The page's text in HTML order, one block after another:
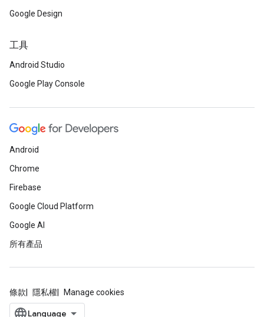
Google Design
工具
Android Studio
Google Play Console
Android
Chrome
Firebase
Google Cloud Platform
Google AI
所有產品
條款 隱私權 Manage cookies